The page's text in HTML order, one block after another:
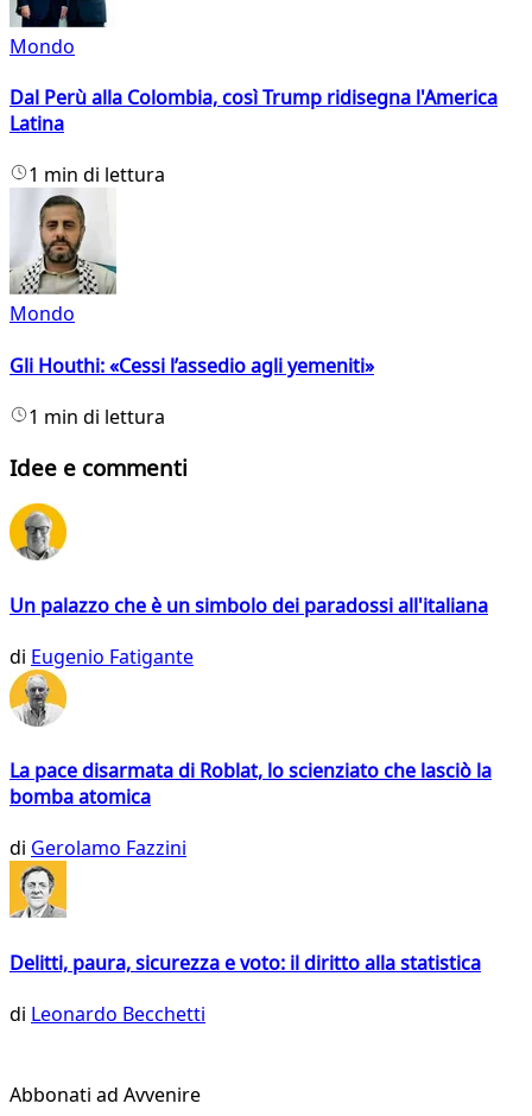
Mondo
Dal Perù alla Colombia, così Trump ridisegna l'America
Latina
1 min di lettura
Mondo
Gli Houthi: «Cessi l’assedio agli yemeniti»
1 min di lettura
Idee e commenti
Un palazzo che è un simbolo dei paradossi all'italiana
di Eugenio Fatigante
La pace disarmata di Roblat, lo scienziato che lasciò la
bomba atomica
di Gerolamo Fazzini
Delitti, paura, sicurezza e voto: il diritto alla statistica
di Leonardo Becchetti
Abbonati ad Avvenire